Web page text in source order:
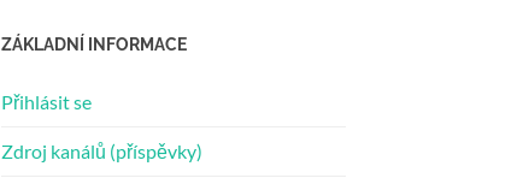
ZÁKLADNÍ INFORMACE
Přihlásit se
Zdroj kanálů (příspěvky)